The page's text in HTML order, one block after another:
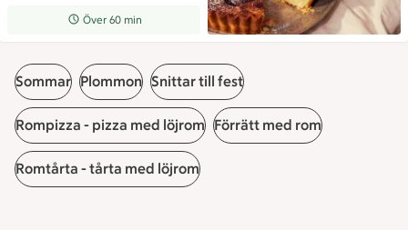
Receptet tar Över 60 min att tillaga
Över 60 min
Sommar Plommon Snittar till fest
Rompizza - pizza med löjrom Förrätt med rom
Romtårta - tårta med löjrom